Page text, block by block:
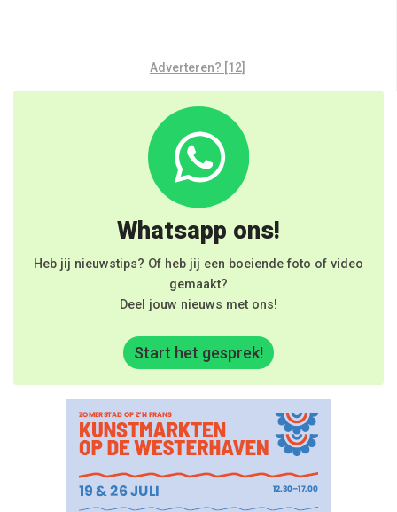
Adverteren? [12]
Whatsapp ons!
Heb jij nieuwstips? Of heb jij een boeiende foto of video
gemaakt?
Deel jouw nieuws met ons!
Start het gesprek!